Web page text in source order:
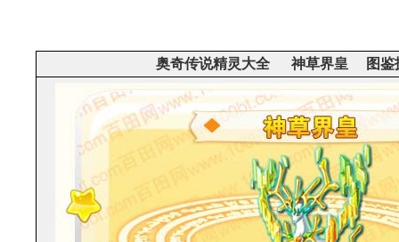
奥奇传说精灵大全 神草界皇 图鉴